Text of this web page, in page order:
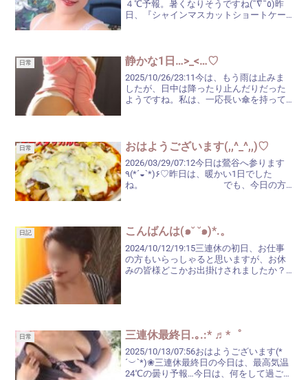
４℃予報。暑くなりそうですね(¯∇¯٥)昨
日、『シャインマスカットショートケー
日常 静かな1日…>_<…♡
2025/10/26/23:11今は、もう雨は止みま
したが、日中は降ったり止んだりだった
ようですね。私は、一応長い傘を持って
したから...
日常 おはようございます(,,^_^,,)♡
2026/03/29/07:12今日は鶯谷へ参ります
٩(*´◒`*)۶♡昨日は、暖かい1日でした
ね。 でも、今日の方
日記 こんばんは(๑˘ ˘๑)*.。
2024/10/12/19:15三連休の初日、お仕事
の方もいらっしゃると思いますが、お休
みの皆様どこかお出掛けされましたか？
日常 三連休最終日.｡.:* ♬*゜
2025/10/13/07:56おはようございます(*
´︶`*)❀三連休最終日の今日は、最高気温
24℃の曇り予報…今日は、何をして過ごし